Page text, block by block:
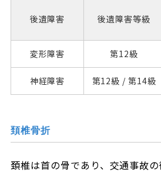
後遺障害 後遺障害等級
変形障害 第12級
神経障害 第12級 / 第14級
頚椎骨折
頚椎は首の骨であり、交通事故